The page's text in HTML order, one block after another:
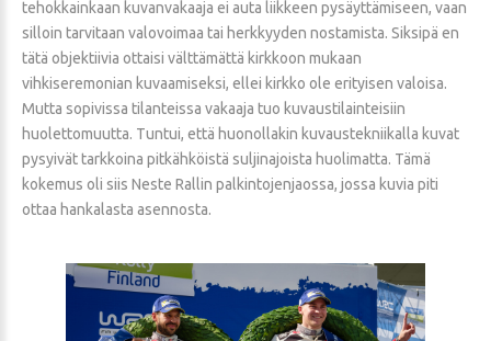
tehokkainkaan kuvanvakaaja ei auta liikkeen pysäyttämiseen, vaan
silloin tarvitaan valovoimaa tai herkkyyden nostamista. Siksipä en
tätä objektiivia ottaisi välttämättä kirkkoon mukaan
vihkiseremonian kuvaamiseksi, ellei kirkko ole erityisen valoisa.
Mutta sopivissa tilanteissa vakaaja tuo kuvaustilainteisiin
huolettomuutta. Tuntui, että huonollakin kuvaustekniikalla kuvat
pysyivät tarkkoina pitkähköistä suljinajoista huolimatta. Tämä
kokemus oli siis Neste Rallin palkintojenjaossa, jossa kuvia piti
ottaa hankalasta asennosta.